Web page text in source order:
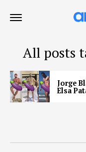
All posts
Jorge
Elsa